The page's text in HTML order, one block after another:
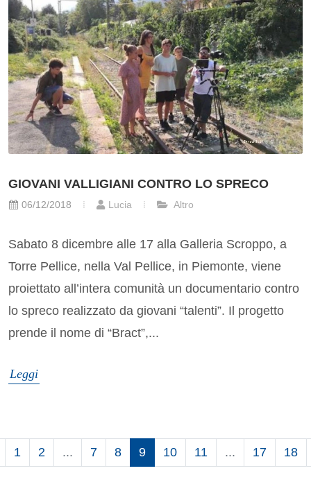
GIOVANI VALLIGIANI CONTRO LO SPRECO
06/12/2018 Lucia Altro
Sabato 8 dicembre alle 17 alla Galleria Scroppo, a
Torre Pellice, nella Val Pellice, in Piemonte, viene
proiettato all’intera comunità un documentario contro
lo spreco realizzato da giovani “talenti”. Il progetto
prende il nome di “Bract”,...
Leggi
1 2 ... 7 8 9 10 11 ... 17 18